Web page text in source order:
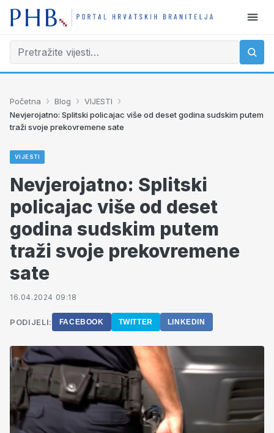
Početna › Blog › VIJESTI ›
Nevjerojatno: Splitski policajac više od deset godina sudskim putem
traži svoje prekovremene sate
VIJESTI
Nevjerojatno: Splitski
policajac više od deset
godina sudskim putem
traži svoje prekovremene
sate
16.04.2024 09:18
PODIJELI: FACEBOOK TWITTER LINKEDIN